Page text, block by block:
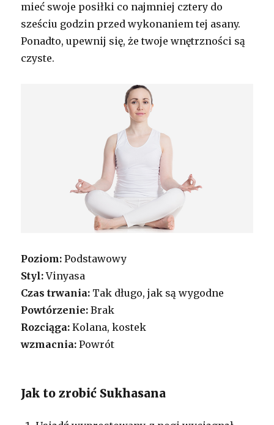
mieć swoje posiłki co najmniej cztery do
sześciu godzin przed wykonaniem tej asany.
Ponadto, upewnij się, że twoje wnętrzności są
czyste.
Poziom: Podstawowy
Styl:Vinyasa
Czas trwania: Tak długo, jak są wygodne
Powtórzenie: Brak
Rozciąga: Kolana, kostek
wzmacnia: Powrót
Jak to zrobić Sukhasana